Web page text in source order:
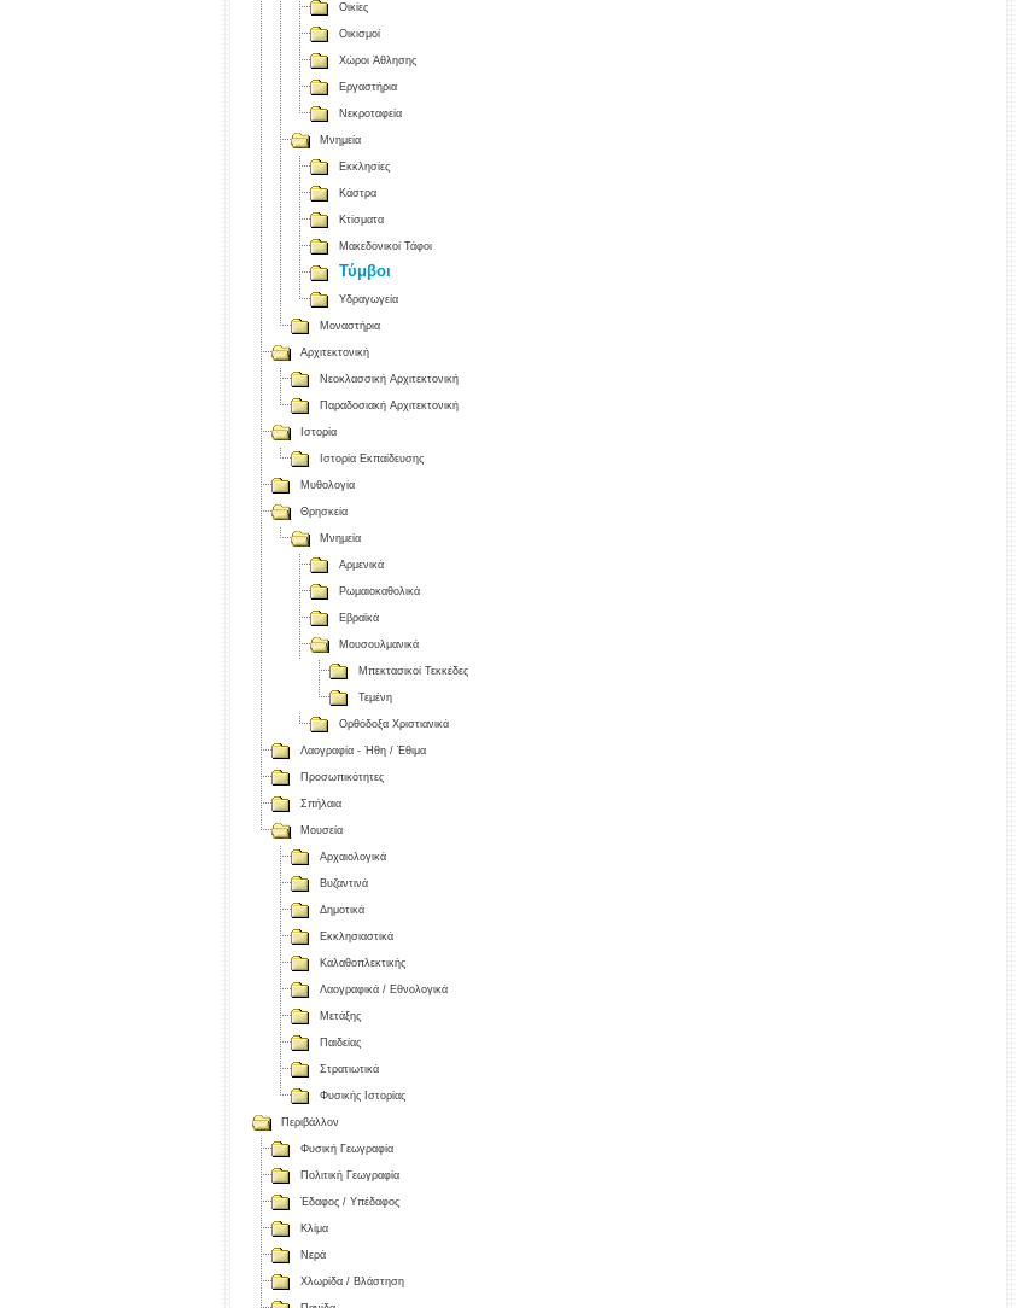
Οικίες
Οικισμοί
Χώροι Άθλησης
Εργαστήρια
Νεκροταφεία
Μνημεία
Εκκλησίες
Κάστρα
Κτίσματα
Μακεδονικοί Τάφοι
Τύμβοι
Υδραγωγεία
Μοναστήρια
Αρχιτεκτονική
Νεοκλασσική Αρχιτεκτονική
Παραδοσιακή Αρχιτεκτονική
Ιστορία
Ιστορία Εκπαίδευσης
Μυθολογία
Θρησκεία
Μνημεία
Αρμενικά
Ρωμαιοκαθολικά
Εβραϊκά
Μουσουλμανικά
Μπεκτασικοί Τεκκέδες
Τεμένη
Ορθόδοξα Χριστιανικά
Λαογραφία - Ήθη / Έθιμα
Προσωπικότητες
Σπήλαια
Μουσεία
Αρχαιολογικά
Βυζαντινά
Δημοτικά
Εκκλησιαστικά
Καλαθοπλεκτικής
Λαογραφικά / Εθνολογικά
Μετάξης
Παιδείας
Στρατιωτικά
Φυσικής Ιστορίας
Περιβάλλον
Φυσική Γεωγραφία
Πολιτική Γεωγραφία
Έδαφος / Υπέδαφος
Κλίμα
Νερά
Χλωρίδα / Βλάστηση